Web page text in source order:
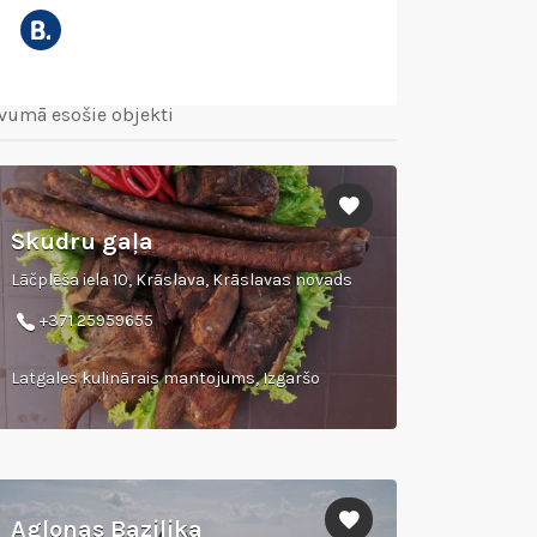
esošie objekti
Skudru gaļa
Lāčplēša iela 10, Krāslava, Krāslavas novads
+371 25959655
Latgales kulinārais mantojums, Izgaršo
Aglonas Bazilika